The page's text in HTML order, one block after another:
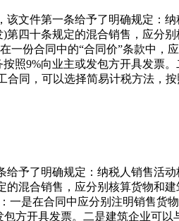
文件第一条给予了明确规定：
四十条规定的混合销售，应分
份合同中的“合同价”条款中，
照9%向业主或发包方开具发票
同，可以选择简易计税方法，
予了明确规定：纳税人销售活
混合销售，应分别核算货物和
是在合同中应分别注明销售货
方开具发票。二是建筑企业可